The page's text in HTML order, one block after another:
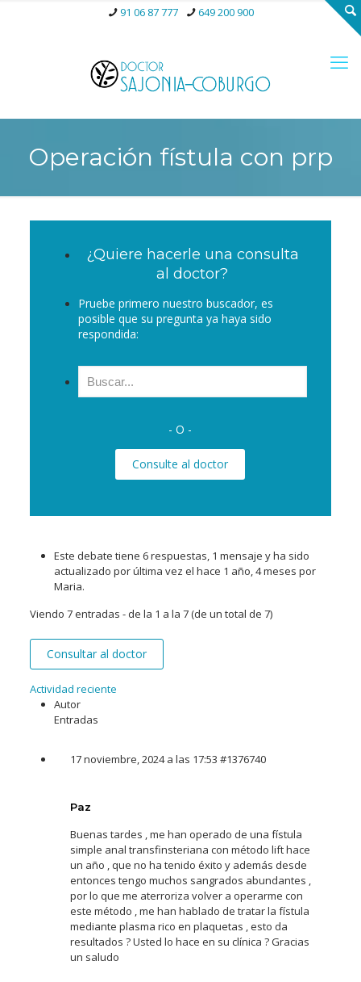
91 06 87 777 649 200 900
Operación fístula con prp
¿Quiere hacerle una consulta
al doctor?
Pruebe primero nuestro buscador, es
posible que su pregunta ya haya sido
respondida:
- O -
Consulte al doctor
Este debate tiene 6 respuestas, 1 mensaje y ha sido
actualizado por última vez el hace 1 año, 4 meses por
Maria.
Viendo 7 entradas - de la 1 a la 7 (de un total de 7)
Consultar al doctor
Actividad reciente
Autor
Entradas
17 noviembre, 2024 a las 17:53 #1376740
Paz
Buenas tardes , me han operado de una fístula
simple anal transfinsteriana con método lift hace
un año , que no ha tenido éxito y además desde
entonces tengo muchos sangrados abundantes ,
por lo que me aterroriza volver a operarme con
este método , me han hablado de tratar la fístula
mediante plasma rico en plaquetas , esto da
resultados ? Usted lo hace en su clínica ? Gracias
un saludo